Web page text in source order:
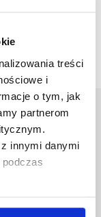
treści
i
o tym, jak
partnerom
innymi danymi